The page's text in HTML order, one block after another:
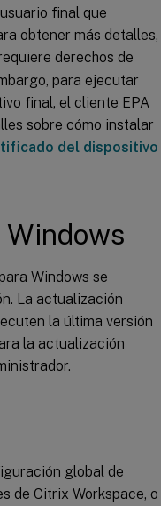
final que
obtener más detalles,
derechos de
para ejecutar
final, el cliente EPA
sobre cómo instalar
del dispositivo
Windows se
La actualización
la última versión
la actualización
global de
de Citrix Workspace, o